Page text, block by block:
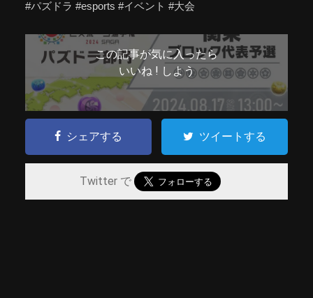
#パズドラ #esports #イベント #大会
この記事が気に入ったら
いいね ! しよう
シェアする ツイートする
Twitter で